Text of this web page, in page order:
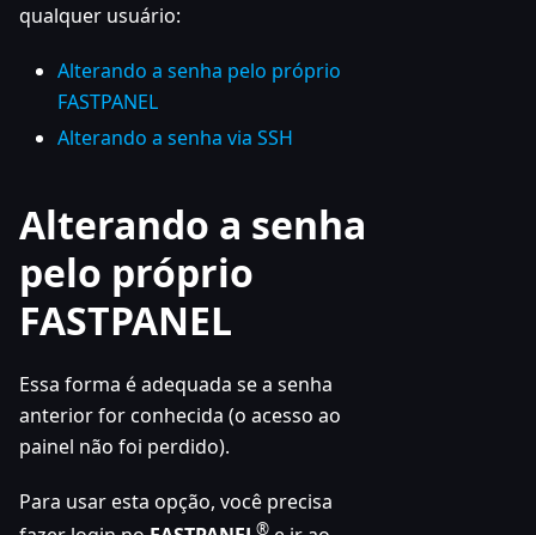
qualquer usuário:
Alterando a senha pelo próprio
FASTPANEL
Alterando a senha via SSH
Alterando a senha
pelo próprio
FASTPANEL
Essa forma é adequada se a senha
anterior for conhecida (o acesso ao
painel não foi perdido).
Para usar esta opção, você precisa
®